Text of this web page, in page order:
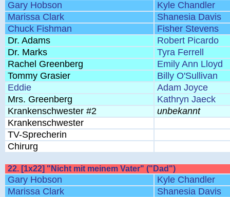
Gary Hobson
Kyle Chandler
Marissa Clark
Shanesia Davis
Chuck Fishman
Fisher Stevens
Dr. Adams
Robert Picardo
Dr. Marks
Tyra Ferrell
Rachel Greenberg
Emily Ann Lloyd
Tommy Grasier
Billy O'Sullivan
Eddie
Adam Joyce
Mrs. Greenberg
Kathryn Jaeck
Krankenschwester #2
unbekannt
Krankenschwester
TV-Sprecherin
Chirurg
22. [1x22] "Nicht mit meinem Vater" ("Dad")
Gary Hobson
Kyle Chandler
Marissa Clark
Shanesia Davis